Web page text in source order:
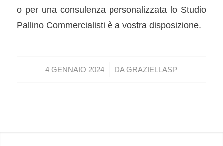
o per una consulenza personalizzata lo Studio
Pallino Commercialisti è a vostra disposizione.
4 GENNAIO 2024
/ DAGRAZIELLASP